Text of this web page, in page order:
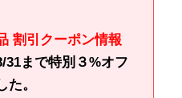
割引クーポン情報
31まで特別３%オフ
た。